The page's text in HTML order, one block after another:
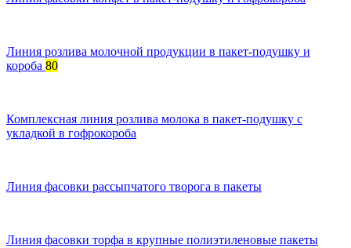
Линия розлива молочной продукции в пакет-подушку и
короба 80
Комплексная линия розлива молока в пакет-подушку с
укладкой в гофрокороба
Линия фасовки рассыпчатого творога в пакеты
Линия фасовки торфа в крупные полиэтиленовые пакеты